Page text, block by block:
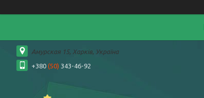
Амурская 15, Харків, Україна
+380 (50) 343-46-92